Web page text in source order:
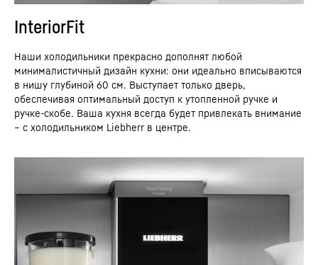
InteriorFit
Наши холодильники прекрасно дополнят любой
минималистичный дизайн кухни: они идеально вписываются
в нишу глубиной 60 см. Выступает только дверь,
обеспечивая оптимальный доступ к утопленной ручке и
ручке-скобе. Ваша кухня всегда будет привлекать внимание
– с холодильником Liebherr в центре.